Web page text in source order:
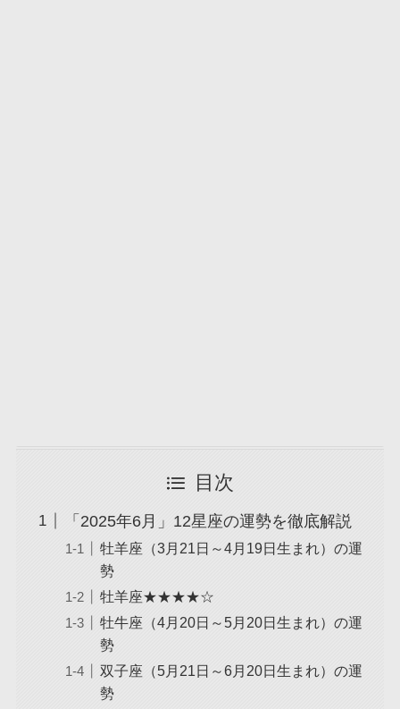
目次
「2025年6月」12星座の運勢を徹底解説
牡羊座（3月21日～4月19日生まれ）の運
勢
牡羊座★★★★☆
牡牛座（4月20日～5月20日生まれ）の運
勢
双子座（5月21日～6月20日生まれ）の運
勢